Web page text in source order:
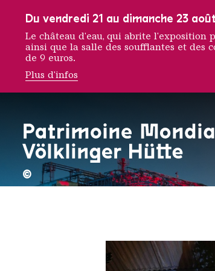
Dan
©
Du vendredi 21 au dimanche 23
Le château d'eau, qui abrite l'exposition
ainsi que la salle des soufflantes et des
de 9 euros.
Plus d'infos